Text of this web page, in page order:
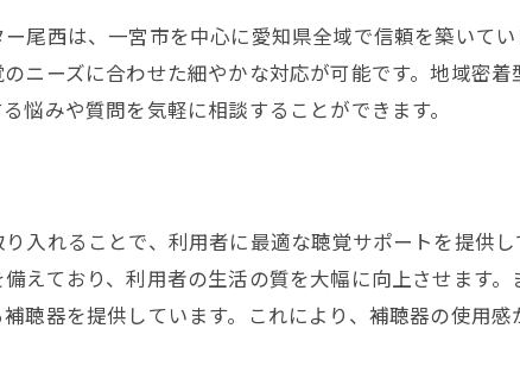
適なフィッティングと調整
用者の声を反映したサービス
期間のアフターサポート
新のデジタル補聴器技術
対応補聴器
聴器の試聴体験
尾西は、一宮市を中心に愛知県全域で信頼を築いて
ニーズに合わせた細やかな対応が可能です。地域密
悩みや質問を気軽に相談することができます。
入れることで、利用者に最適な聴覚サポートを提供
えており、利用者の生活の質を大幅に向上させます
聴器を提供しています。これにより、補聴器の使用